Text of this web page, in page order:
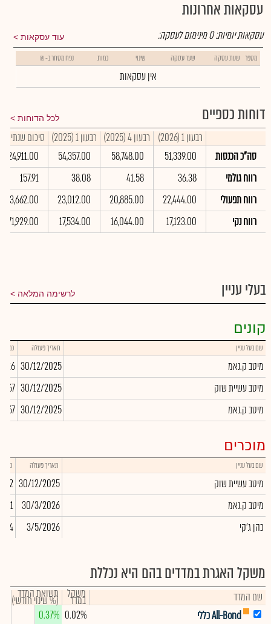
עסקאות אחרונות
עוד עסקאות עסקאות יומיות:0מינימום לעסקה:
מספר שעת עסקה שער עסקה שינוי כמות נפח מסחר ב- ₪
אין עסקאות
דוחות כספיים לכל הדוחות
רבעון 1 (2026) רבעון 4 (2025) רבעון 1 (2025)
סיכום שנתי 2025
סה"כ הכנסות
51,339.00
58,748.00
54,357.00
224,911.00
רווח גולמי
36.38
41.58
38.08
157.91
רווח תפעולי
22,444.00
20,885.00
23,012.00
93,662.00
רווח נקי
17,123.00
16,044.00
17,534.00
71,929.00
בעלי עניין לרשימה המלאה
קונים
שם בעל עניין תאריך פעולה כמות
מיטב ק.נאמ 30/12/2025
מיטב עשיית שוק
30/12/2025
1,367
מיטב ק.נאמ
30/12/2025
מוכרים
שם בעל עניין תאריך פעולה כמות
מיטב עשיית שוק 30/12/2025
מיטב ק.נאמ
30/3/2026
כהן ג'קי
3/5/2026
משקל האגרת במדדים בהם היא נכללת
שם המדד משקל
במדד תשואת המדד
(% שינוי חודשי)
All-Bond כללי
0.02%
0.37%